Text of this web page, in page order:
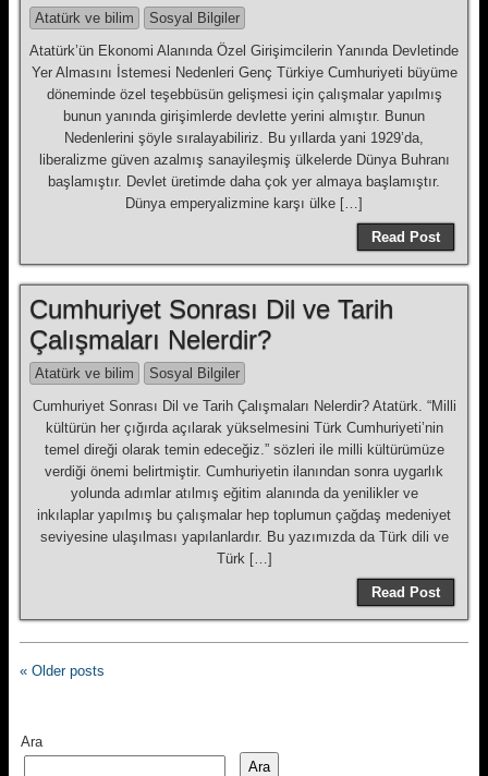
Atatürk ve bilim
Sosyal Bilgiler
Atatürk’ün Ekonomi Alanında Özel Girişimcilerin Yanında Devletinde
Yer Almasını İstemesi Nedenleri Genç Türkiye Cumhuriyeti büyüme
döneminde özel teşebbüsün gelişmesi için çalışmalar yapılmış
bunun yanında girişimlerde devlette yerini almıştır. Bunun
Nedenlerini şöyle sıralayabiliriz. Bu yıllarda yani 1929’da,
liberalizme güven azalmış sanayileşmiş ülkelerde Dünya Buhranı
başlamıştır. Devlet üretimde daha çok yer almaya başlamıştır.
Dünya emperyalizmine karşı ülke […]
Read Post
Cumhuriyet Sonrası Dil ve Tarih
Çalışmaları Nelerdir?
Atatürk ve bilim
Sosyal Bilgiler
Cumhuriyet Sonrası Dil ve Tarih Çalışmaları Nelerdir? Atatürk. “Milli
kültürün her çığırda açılarak yükselmesini Türk Cumhuriyeti’nin
temel direği olarak temin edeceğiz.” sözleri ile milli kültürümüze
verdiği önemi belirtmiştir. Cumhuriyetin ilanından sonra uygarlık
yolunda adımlar atılmış eğitim alanında da yenilikler ve
inkılaplar yapılmış bu çalışmalar hep toplumun çağdaş medeniyet
seviyesine ulaşılması yapılanlardır. Bu yazımızda da Türk dili ve
Türk […]
Read Post
« Older posts
Ara
Ara